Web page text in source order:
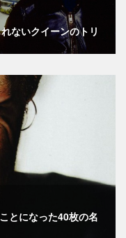
ないクイーンのトリ
とになった40枚の名